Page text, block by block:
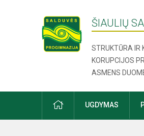
ŠIAULIŲ
STRUKTŪRA IR
KORUPCIJOS
ASMENS
UGDYMAS